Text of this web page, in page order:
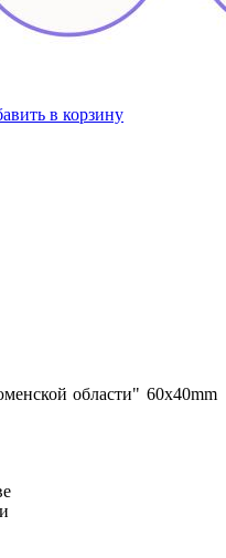
в корзину
области" 60x40mm